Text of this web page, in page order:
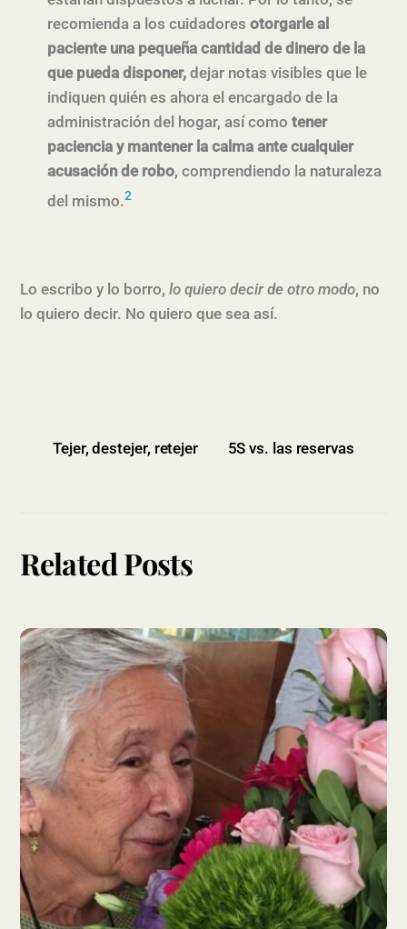
recomienda a los cuidadores otorgarle al
paciente una pequeña cantidad de dinero de la
que pueda disponer, dejar notas visibles que le
indiquen quién es ahora el encargado de la
administración del hogar, así comotener
paciencia y mantener la calma ante cualquier
acusación de robo, comprendiendo la naturaleza
del mismo.2
Lo escribo y lo borro,lo quiero decir de otro modo, no
lo quiero decir. No quiero que sea así.
Tejer, destejer, retejer 5S vs. las reservas
Related Posts